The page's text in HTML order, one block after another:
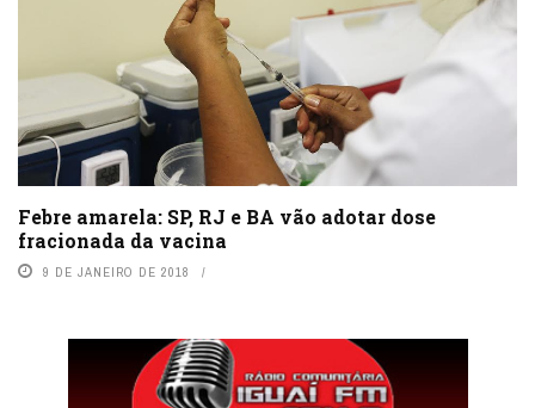
Febre amarela: SP, RJ e BA vão adotar dose
fracionada da vacina
9 DE JANEIRO DE 2018